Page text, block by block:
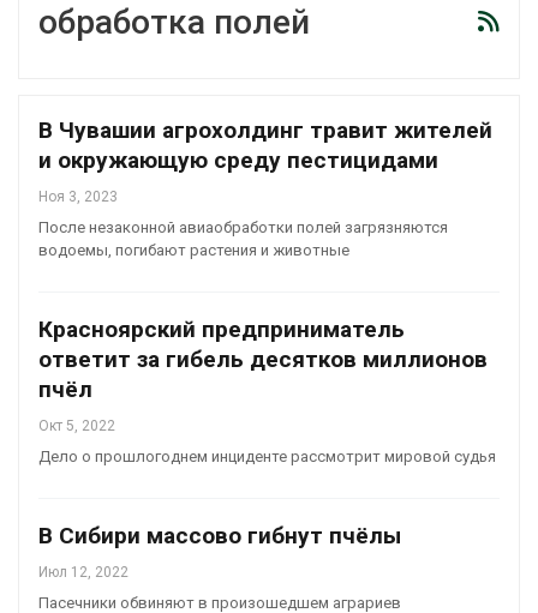
обработка полей
В Чувашии агрохолдинг травит жителей
и окружающую среду пестицидами
Ноя 3, 2023
После незаконной авиаобработки полей загрязняются
водоемы, погибают растения и животные
Красноярский предприниматель
ответит за гибель десятков миллионов
пчёл
Окт 5, 2022
Дело о прошлогоднем инциденте рассмотрит мировой судья
В Сибири массово гибнут пчёлы
Июл 12, 2022
Пасечники обвиняют в произошедшем аграриев